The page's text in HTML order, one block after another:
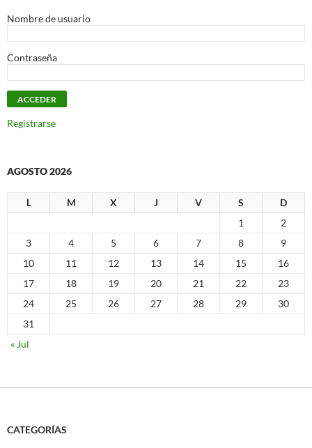
Nombre de usuario
Contraseña
Registrarse
AGOSTO 2026
L M X J V S
D
1
2
3
4 5 6 7 8
9
10
11 12 13 14 15
16
17
18 19 20 21 22
23
24
25 26 27 28 29
30
31
« Jul
CATEGORÍAS